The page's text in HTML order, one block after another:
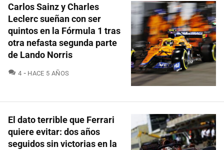
Carlos Sainz y Charles
Leclerc sueñan con ser
quintos en la Fórmula 1 tras
otra nefasta segunda parte
de Lando Norris
4 COMENTARIOS
HACE 5 AÑOS
El dato terrible que Ferrari
quiere evitar: dos años
seguidos sin victorias en la